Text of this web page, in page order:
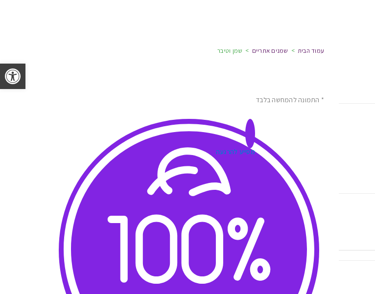
עמוד הבית > שמנים אתריים > שמן וטיבר
* התמונה להמחשה בלבד
מסייע להרגעה